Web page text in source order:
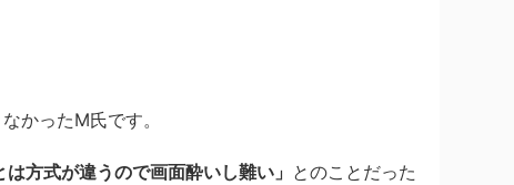
かったM氏です。
は方式が違うので画面酔いし難い」 とのことだった